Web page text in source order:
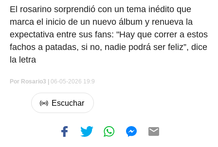
El rosarino sorprendió con un tema inédito que
marca el inicio de un nuevo álbum y renueva la
expectativa entre sus fans: "Hay que correr a estos
fachos a patadas, si no, nadie podrá ser feliz”, dice
la letra
Por Rosario3 | 06-05-2026 19:9